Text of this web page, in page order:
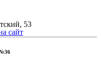
53
сайт
№36